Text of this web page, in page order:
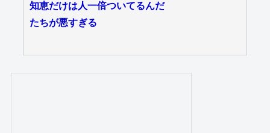
知恵だけは人一倍ついてるんだ
たちが悪すぎる